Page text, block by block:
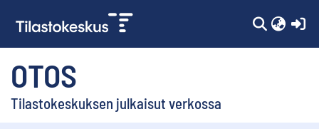
OTOS
Tilastokeskuksen julkaisut verkossa